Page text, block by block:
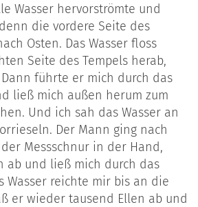
Wasser hervorströmte und
die vordere Seite des
Osten. Das Wasser floss
Seite des Tempels herab,
führte er mich durch das
ließ mich außen herum zum
Und ich sah das Wasser an
Der Mann ging nach
Messschnur in der Hand,
ab und ließ mich durch das
Wasser reichte mir bis an die
er wieder tausend Ellen ab und